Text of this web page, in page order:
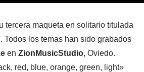
tercera maqueta en solitario titulada
. Todos los temas han sido grabados
en ZionMusicStudio, Oviedo.
red, blue, orange, green, light»